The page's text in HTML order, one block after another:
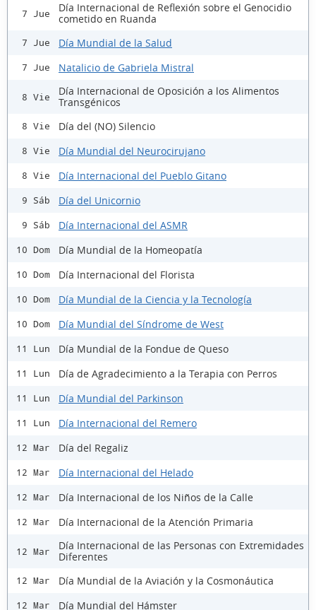
7 Jue
Día Internacional de Reflexión sobre el Genocidio
cometido en Ruanda
7 Jue Día Mundial de la Salud
7 Jue Natalicio de Gabriela Mistral
8 Vie
Día Internacional de Oposición a los Alimentos
Transgénicos
8 Vie Día del (NO) Silencio
8 Vie Día Mundial del Neurocirujano
8 Vie Día Internacional del Pueblo Gitano
9 Sáb Día del Unicornio
9 Sáb Día Internacional del ASMR
10 Dom Día Mundial de la Homeopatía
10 Dom Día Internacional del Florista
10 Dom Día Mundial de la Ciencia y la Tecnología
10 Dom Día Mundial del Síndrome de West
11 Lun Día Mundial de la Fondue de Queso
11 Lun Día de Agradecimiento a la Terapia con Perros
11 Lun Día Mundial del Parkinson
11 Lun Día Internacional del Remero
12 Mar Día del Regaliz
12 Mar Día Internacional del Helado
12 Mar Día Internacional de los Niños de la Calle
12 Mar Día Internacional de la Atención Primaria
12 Mar
Día Internacional de las Personas con Extremidades
Diferentes
12 Mar Día Mundial de la Aviación y la Cosmonáutica
12 Mar Día Mundial del Hámster